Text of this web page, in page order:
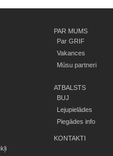
PAR MUMS
Par GRIF
Vakances
Mūsu partneri
ATBALSTS
BUJ
Lejupielādes
Piegādes info
KONTAKTI